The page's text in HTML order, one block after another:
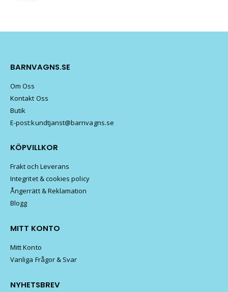
BARNVAGNS.SE
Om Oss
Kontakt Oss
Butik
E-post:kundtjanst@barnvagns.se
KÖPVILLKOR
Frakt och Leverans
Integritet & cookies policy
Ångerrätt & Reklamation
Blogg
MITT KONTO
Mitt Konto
Vanliga Frågor & Svar
NYHETSBREV